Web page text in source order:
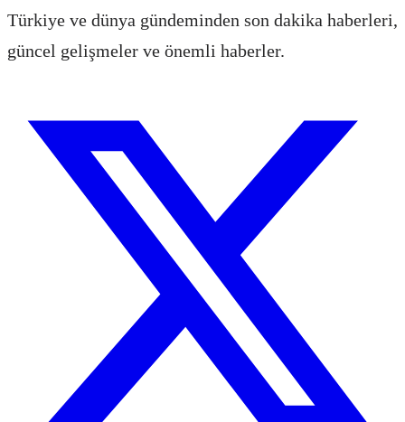
Türkiye ve dünya gündeminden son dakika haberleri,
güncel gelişmeler ve önemli haberler.